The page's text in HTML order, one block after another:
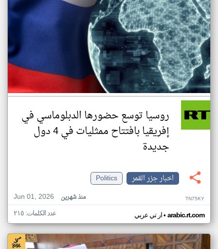
روسيا توسع حضورها الدبلوماسي في
إفريقيا بافتتاح ممثليات في 4 دول
جديدة
اخبار جزر القمر
Politics
Jun 01, 2026
منذ شهرين TN75KY
ار تي عربي• arabic.rt.com عدد الكلمات: ٢١٥